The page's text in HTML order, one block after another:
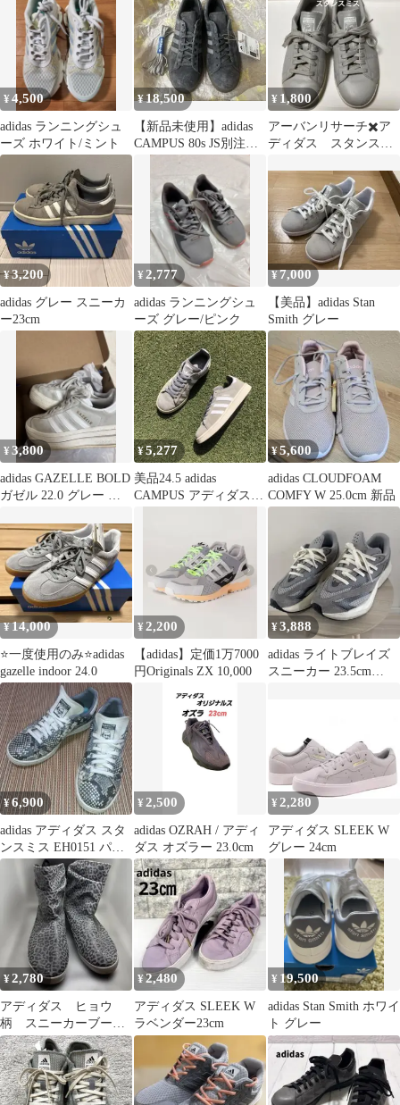
¥4,500
adidas ランニングシュ
ーズ ホワイト/ミント
¥18,500
【新品未使用】adidas
CAMPUS 80s JS別注ス
ニーカー
¥ 1,800
アーバンリサーチ✖️ア
ディダス スタンスミ
¥3,200
adidas グレー スニーカ
ー23cm
¥ 2,777
adidas ランニングシュ
ーズ グレー/ピンク
¥7,000
【美品】adidas Stan
Smith グレー
¥3,800
adidas GAZELLE BOLD
ガゼル 22.0 グレー 厚
¥5,277
美品24.5 adidas
CAMPUS アディダス
¥5,600
adidas CLOUDFOAM
COMFY W 25.0cm 新品
¥14,000
⭐️一度使用のみ⭐️adidas
gazelle indoor 24.0
¥2,200
【adidas】定価1万7000
円Originals ZX 10,000
¥3,888
adidas ライトブレイズ
スニーカー 23.5cm
¥6,900
adidas アディダス スタ
ンスミス EH0151 パイ
ソン 24.5cm
¥2,500
adidas OZRAH / アディ
ダス オズラー 23.0cm
¥2,280
アディダス SLEEK W
グレー 24cm
¥2,780
アディダス ヒョウ
柄 スニーカーブー
ツ 24.5㎝ グレー
バックリボン
¥ 2,480
アディダス SLEEK W
ラベンダー23cm
¥ 19,500
adidas Stan Smith ホワイ
ト グレー